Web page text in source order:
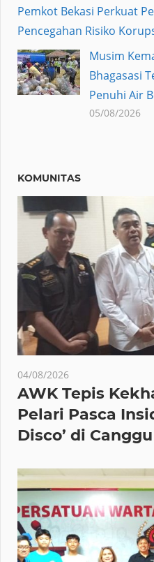
Pemkot Bekasi Perkuat
Pencegahan Risiko
Musim
Bhagasasi
Penuhi Air
05/08/2026
KOMUNITAS
04/08/2026
AWK Tepis
Pelari Pasca
Disco’ di Canggu